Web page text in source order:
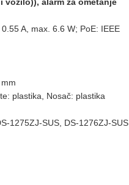
A, max. 6.6 W; PoE: IEEE
plastika, Nosač: plastika
1275ZJ-SUS, DS-1276ZJ-SUS